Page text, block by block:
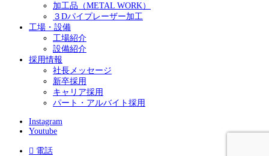
加工品（METAL WORK）
３Dパイプレーザー加工
工場・設備
工場紹介
設備紹介
採用情報
社長メッセージ
新卒採用
キャリア採用
パート・アルバイト採用
Instagram
Youtube
 電話